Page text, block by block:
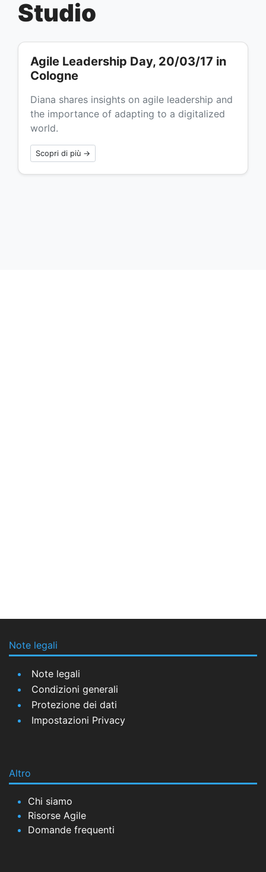
Studio
Agile Leadership Day, 20/03/17 in
Cologne
Diana shares insights on agile leadership and
the importance of adapting to a digitalized
world.
Scopri di più →
Note legali
Note legali
Condizioni generali
Protezione dei dati
Impostazioni Privacy
Altro
Chi siamo
Risorse Agile
Domande frequenti